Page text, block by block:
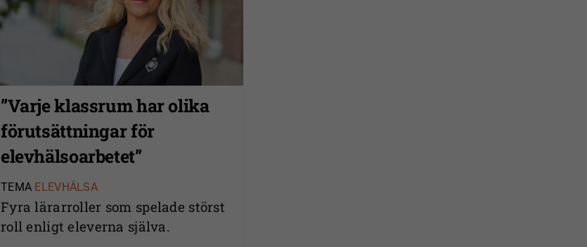
”Varje klassrum har olika
förutsättningar för
elevhälsoarbetet”
TEMA ELEVHÄLSA
Fyra lärarroller som spelade störst
roll enligt eleverna själva.